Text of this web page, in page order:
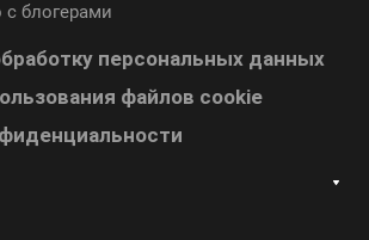
с блогерами
персональных данных
файлов cookie